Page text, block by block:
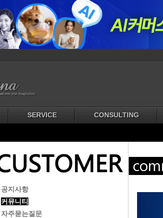
SERVICE CONSULTING
공지사항
커뮤니티
자주묻는질문